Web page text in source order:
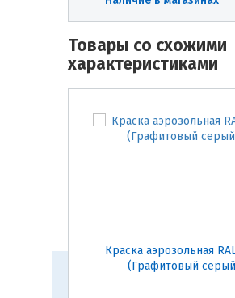
Товары со схожими
характеристиками
Краска аэрозольная
(Графитовый